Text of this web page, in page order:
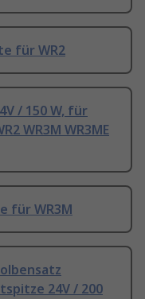
für WR2
/ 150 W, für
WR3M WR3ME
für WR3M
24V / 200